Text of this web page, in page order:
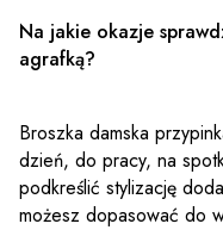
Na jakie okazje
agrafką?
Broszka damska
dzień, do pracy, na
podkreślić stylizację
możesz dopasować do